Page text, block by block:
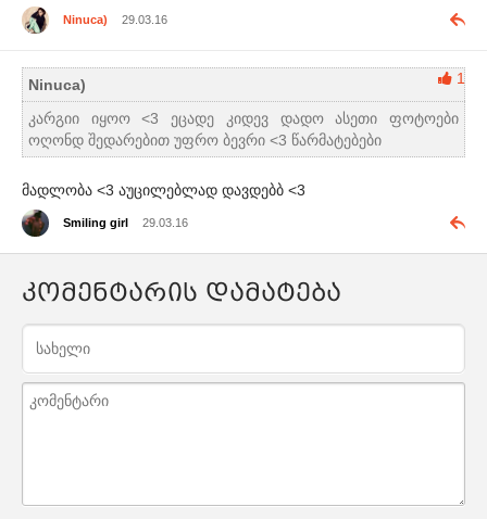
Ninuca) 29.03.16
1
Ninuca)
კარგიი იყოო <3 ეცადე კიდევ დადო ასეთი ფოტოები
ოღონდ შედარებით უფრო ბევრი <3 წარმატებები
მადლობა <3 აუცილებლად დავდებბ <3
Smiling girl 29.03.16
კომენტარის დამატება